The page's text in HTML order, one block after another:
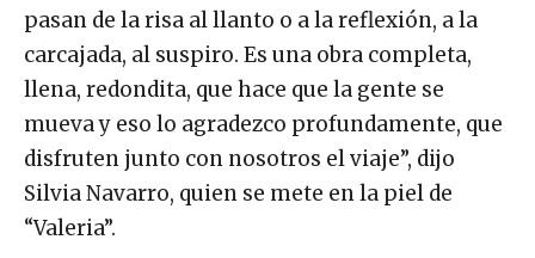
pasan de la risa al llanto o a la reflexión, a la
carcajada, al suspiro. Es una obra completa,
llena, redondita, que hace que la gente se
mueva y eso lo agradezco profundamente, que
disfruten junto con nosotros el viaje”, dijo
Silvia Navarro, quien se mete en la piel de
“Valeria”.